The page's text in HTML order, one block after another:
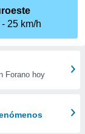
25 km/h
Forano hoy